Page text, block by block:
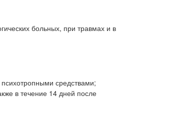
больных, при травмах и в
средствами;
в течение 14 дней после